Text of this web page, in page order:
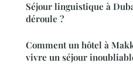
Séjour linguistique à
déroule ?
Comment un hôtel à
vivre un séjour